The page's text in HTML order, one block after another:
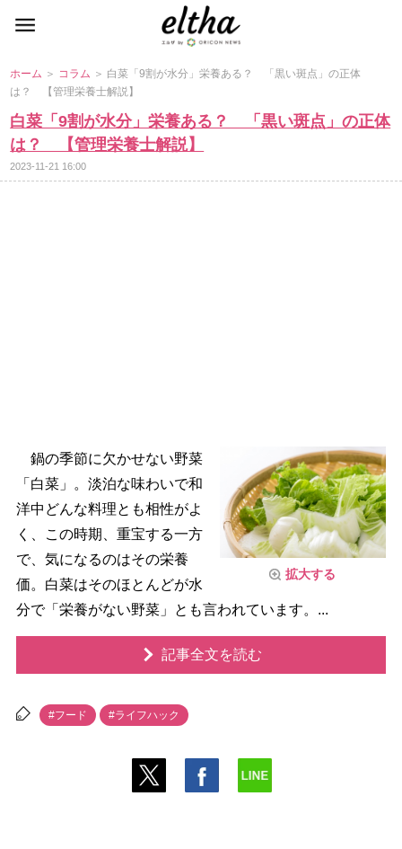
ホーム ＞ コラム ＞ 白菜「9割が水分」栄養ある？ 「黒い斑点」の正体
は？ 【管理栄養士解説】
白菜「9割が水分」栄養ある？ 「黒い斑点」の正体
は？ 【管理栄養士解説】
2023-11-21 16:00
拡大する
鍋の季節に欠かせない野菜
「白菜」。淡泊な味わいで和
洋中どんな料理とも相性がよ
く、この時期、重宝する一方
で、気になるのはその栄養
価。白菜はそのほとんどが水
分で「栄養がない野菜」とも言われています。...
記事全文を読む
#フード #ライフハック